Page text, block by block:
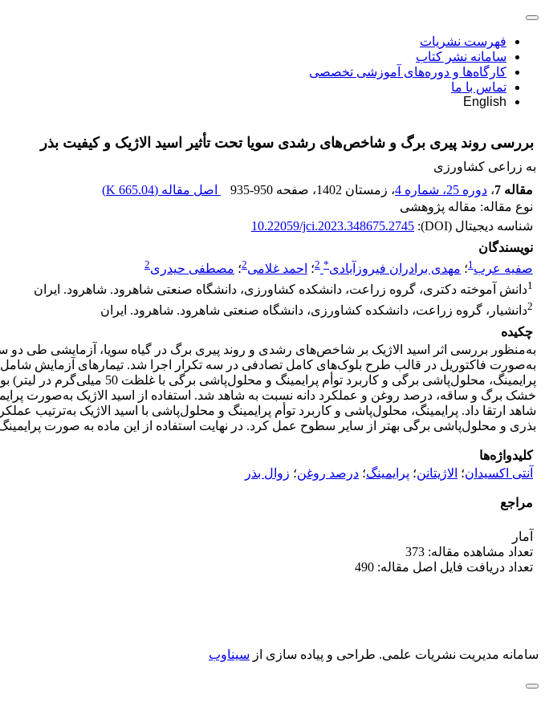
فهرست نشریات
سامانه نشر کتاب
کارگاه‌ها و دوره‌های آموزشی تخصصی
تماس با ما
English
بررسی روند پیری برگ و شاخص‌های رشدی سویا تحت تأثیر اسید الاژیک و کیفیت بذر
به زراعی کشاورزی
مقاله 7
، دوره 25، شماره 4 ، زمستان 1402 ، صفحه 935-950 اصل مقاله (665.04 K
)
نوع مقاله: مقاله پژوهشی
شناسه دیجیتال (DOI):
10.22059/jci.2023.348675.2745
نویسندگان
صفیه عرب1؛ مهدی برادران فیروزآبادی*
2؛ احمد غلامی2؛ مصطفی حیدری2
1دانش آموخته دکتری، گروه زراعت، دانشکده کشاورزی، دانشگاه صنعتی شاهرود. شاهرود. ایران
2دانشیار، گروه زراعت، دانشکده کشاورزی، دانشگاه صنعتی شاهرود. شاهرود. ایران
چکیده
به‌صورت فاکتوریل در قالب طرح بلوک‌های کامل تصادفی در سه تکرار اجرا شد. تیمارهای آزمایش
پرایمینگ، محلول‌پاشی برگی و
بذری و محلول‌پاشی برگی بهتر از سایر سطوح عمل کرد. در نهایت استفاده از این ماده به صورت
کلیدواژه‌ها
آنتی اکسیدان؛ الاژیتانن؛ پرایمینگ؛ درصد روغن؛ زوال بذر
مراجع
آمار
تعداد مشاهده مقاله: 373
تعداد دریافت فایل اصل مقاله: 490
سامانه مدیریت نشریات علمی. طراحی و پیاده سازی از سیناوب